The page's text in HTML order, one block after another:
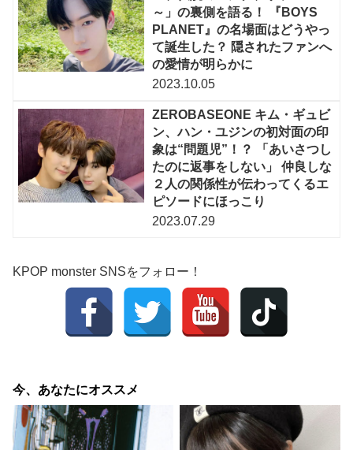
～」の裏側を語る！ 『BOYS
PLANET』の名場面はどうやっ
て誕生した？ 隠されたファンへ
の愛情が明らかに
2023.10.05
ZEROBASEONE キム・ギュビ
ン、ハン・ユジンの初対面の印
象は“問題児”！？ 「あいさつし
たのに返事をしない」 仲良しな
２人の関係性が伝わってくるエ
ピソードにほっこり
2023.07.29
KPOP monster SNSをフォロー！
今、あなたにオススメ